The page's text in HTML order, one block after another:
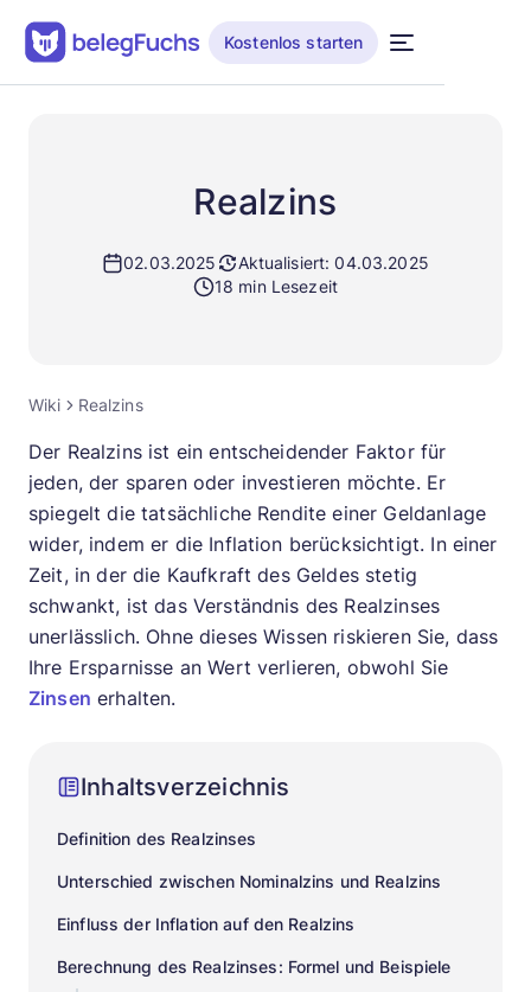
Kostenlos starten
Realzins
02.03.2025
Aktualisiert: 04.03.2025
18 min Lesezeit
Wiki Realzins
Der Realzins ist ein entscheidender Faktor für
jeden, der sparen oder investieren möchte. Er
spiegelt die tatsächliche Rendite einer Geldanlage
wider, indem er die Inflation berücksichtigt. In einer
Zeit, in der die Kaufkraft des Geldes stetig
schwankt, ist das Verständnis des Realzinses
unerlässlich. Ohne dieses Wissen riskieren Sie, dass
Ihre Ersparnisse an Wert verlieren, obwohl Sie
Zinsen erhalten.
Inhaltsverzeichnis
Definition des Realzinses
Unterschied zwischen Nominalzins und Realzins
Einfluss der Inflation auf den Realzins
Berechnung des Realzinses: Formel und Beispiele